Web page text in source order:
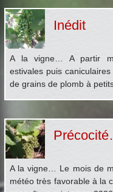
Inédit
A la vigne… A partir
estivales puis
de grains de plomb à
A la vigne… Le mois de
météo très favorable à la